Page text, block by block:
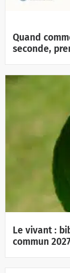
Quand
seconde,
Le vivant :
commun